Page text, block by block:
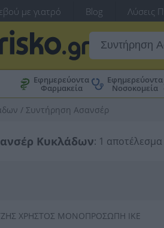
με γιατρό Blog Λύσεις
Εφημερεύοντα
Φαρμακεία
Εφημερεύοντα
Νοσοκομεία
/ Συντήρηση Ασανσέρ
Κυκλάδων: 1 αποτέλεσμα
ΧΡΗΣΤΟΣ ΜΟΝΟΠΡΟΣΩΠΗ ΙΚΕ